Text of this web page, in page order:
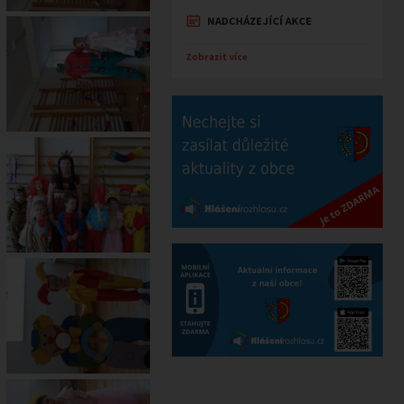
NADCHÁZEJÍCÍ AKCE
Zobrazit více